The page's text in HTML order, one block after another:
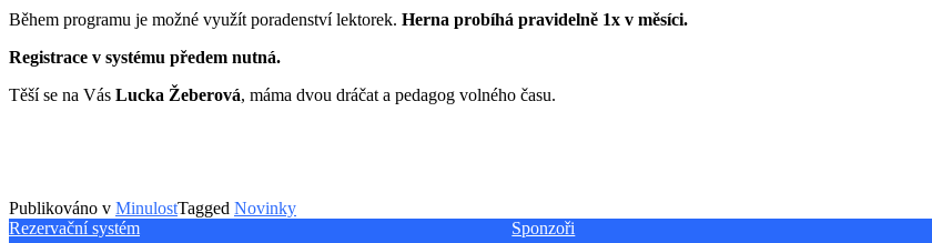
Během programu je možné využít poradenství lektorek. Herna probíhá pravidelně 1x v měsíci.
Registrace v systému předem nutná.
Těší se na Vás Lucka Žeberová, máma dvou dráčat a pedagog volného času.
Publikováno v MinulostTagged Novinky
Rezervační systém
Sponzoři